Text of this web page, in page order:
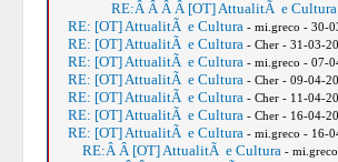
RE:Â Â Â Â [OT] AttualitÃ e Cultura
RE: [OT] AttualitÃ e Cultura - mi.greco - 30-
RE: [OT] AttualitÃ e Cultura - Cher - 31-03-
RE: [OT] AttualitÃ e Cultura - mi.greco - 07-
RE: [OT] AttualitÃ e Cultura - Cher - 09-04-
RE: [OT] AttualitÃ e Cultura - Cher - 11-04-
RE: [OT] AttualitÃ e Cultura - Cher - 16-04-
RE: [OT] AttualitÃ e Cultura - mi.greco - 16-
RE:Â Â [OT] AttualitÃ e Cultura -